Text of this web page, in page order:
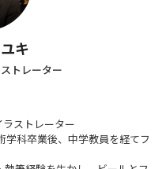
キ
トレーター
ラストレーター
学科卒業後、中学教員を経てフ